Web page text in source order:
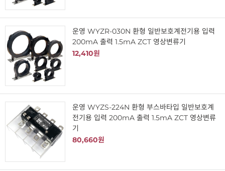
운영 WYZR-030N 환형 일반보호계전기용 입력
200mA 출력 1.5mA ZCT 영상변류기
12,410원
운영 WYZS-224N 환형 부스바타입 일반보호계
전기용 입력 200mA 출력 1.5mA ZCT 영상변류
기
80,660원